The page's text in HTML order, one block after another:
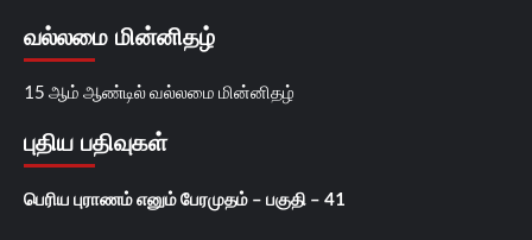
வல்லமை மின்னிதழ்
15 ஆம் ஆண்டில் வல்லமை மின்னிதழ்
புதிய பதிவுகள்
பெரிய புராணம் எனும் பேரமுதம் – பகுதி – 41